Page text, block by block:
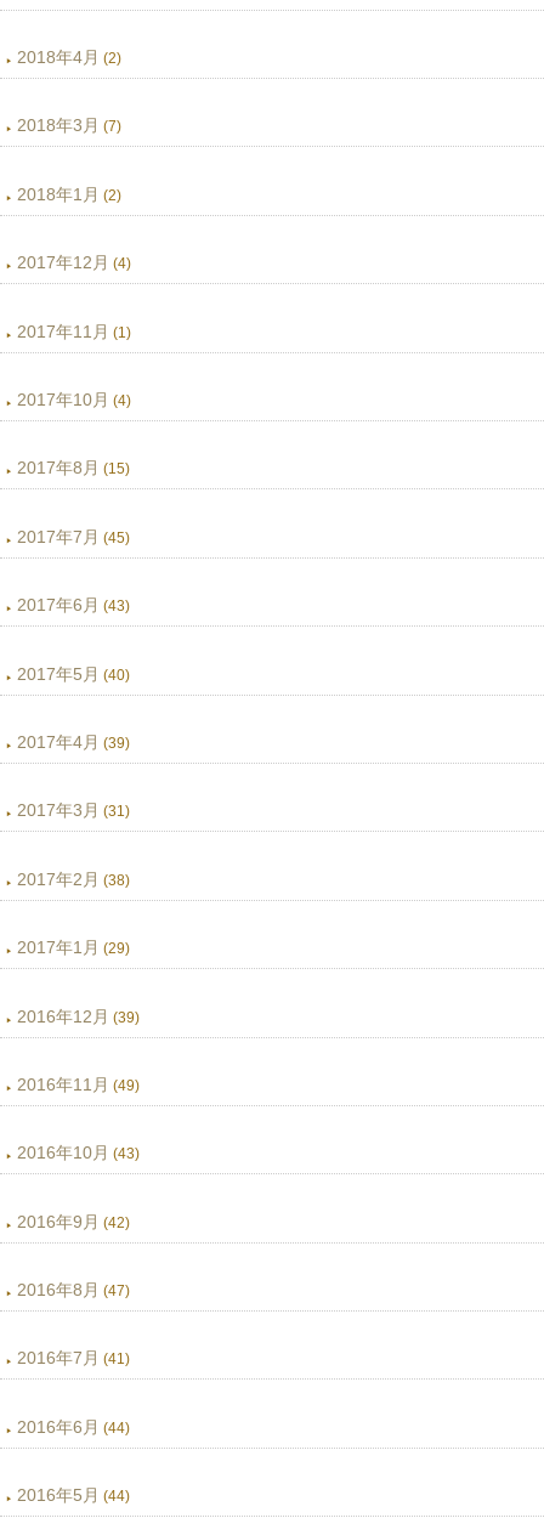
2018年4月 (2)
2018年3月 (7)
2018年1月 (2)
2017年12月 (4)
2017年11月 (1)
2017年10月 (4)
2017年8月 (15)
2017年7月 (45)
2017年6月 (43)
2017年5月 (40)
2017年4月 (39)
2017年3月 (31)
2017年2月 (38)
2017年1月 (29)
2016年12月 (39)
2016年11月 (49)
2016年10月 (43)
2016年9月 (42)
2016年8月 (47)
2016年7月 (41)
2016年6月 (44)
2016年5月 (44)